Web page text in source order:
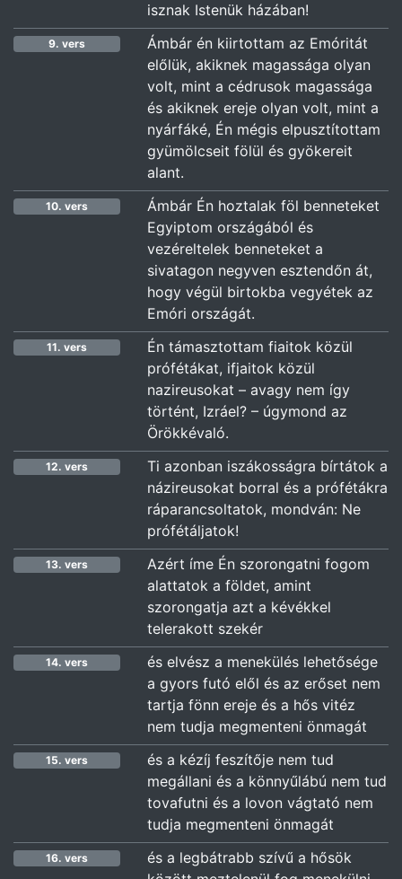
isznak Istenük házában!
9. vers
Ámbár én kiirtottam az Emóritát
előlük, akiknek magassága olyan
volt, mint a cédrusok magassága
és akiknek ereje olyan volt, mint a
nyárfáké, Én mégis elpusztítottam
gyümölcseit fölül és gyökereit
alant.
10. vers
Ámbár Én hoztalak föl benneteket
Egyiptom országából és
vezéreltelek benneteket a
sivatagon negyven esztendőn át,
hogy végül birtokba vegyétek az
Emóri országát.
11. vers
Én támasztottam fiaitok közül
prófétákat, ifjaitok közül
nazireusokat – avagy nem így
történt, Izráel? – úgymond az
Örökkévaló.
12. vers
Ti azonban iszákosságra bírtátok a
názireusokat borral és a prófétákra
ráparancsoltatok, mondván: Ne
prófétáljatok!
13. vers
Azért íme Én szorongatni fogom
alattatok a földet, amint
szorongatja azt a kévékkel
telerakott szekér
14. vers
és elvész a menekülés lehetősége
a gyors futó elől és az erőset nem
tartja fönn ereje és a hős vitéz
nem tudja megmenteni önmagát
15. vers
és a kézíj feszítője nem tud
megállani és a könnyűlábú nem tud
tovafutni és a lovon vágtató nem
tudja megmenteni önmagát
16. vers
és a legbátrabb szívű a hősök